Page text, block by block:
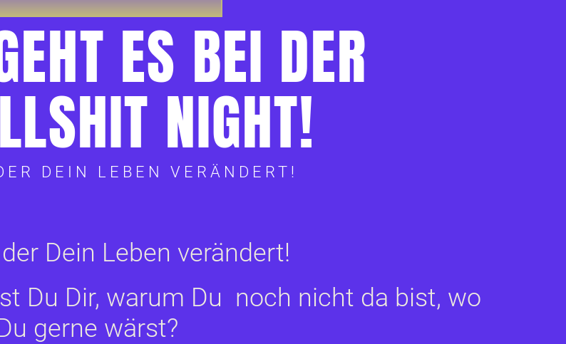
ES BEI DER
NIGHT!
DEIN LEBEN VERÄNDERT!
Dein Leben verändert!
Du Dir, warum Du noch nicht da bist, wo
gerne wärst?